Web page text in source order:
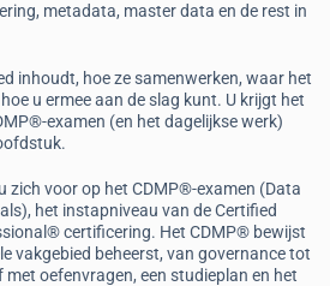
metadata, master data en de rest in
inhoudt, hoe ze samenwerken, waar het
u ermee aan de slag kunt. U krijgt het
examen (en het dagelijkse werk)
zich voor op het CDMP®-examen (Data
het instapniveau van de Certified
certificering. Het CDMP® bewijst
vakgebied beheerst, van governance tot
oefenvragen, een studieplan en het